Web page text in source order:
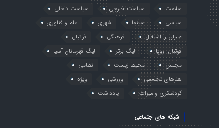
سلامت
سیاست خارجی
سیاست داخلی
سیاسی
سینما شهری
علم و فناوری
عمران و اشتغال
فرهنگی
فوتبال
فوتبال اروپا
لیگ برتر
لیگ قهرمانان آسیا
مجلس
محیط زیست
نظامی
هنرهای تجسمی
ورزشی
ویژه
گردشگری و میراث
یادداشت
شبکه های اجتماعی